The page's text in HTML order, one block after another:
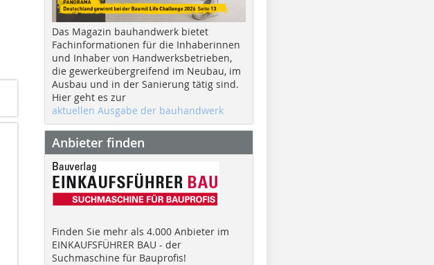
Das Magazin bauhandwerk bietet
Fachinformationen für die Inhaberinnen
und Inhaber von Handwerksbetrieben,
die gewerkeübergreifend im Neubau, im
Ausbau und in der Sanierung tätig sind.
Hier geht es zur
aktuellen Ausgabe der bauhandwerk
Anbieter finden
Finden Sie mehr als 4.000 Anbieter im
EINKAUFSFÜHRER BAU - der
Suchmaschine für Bauprofis!